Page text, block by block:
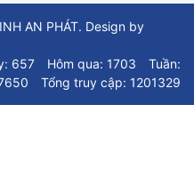
AN PHÁT. Design by
657 Hôm qua: 1703
Tuần:
Tổng truy cập: 1201329